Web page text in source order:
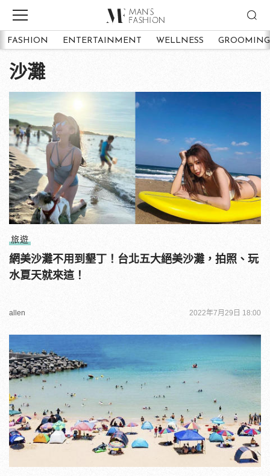
FASHION ENTERTAINMENT WELLNESS GROOMING
沙灘
旅遊
網美沙灘不用到墾丁！台北五大絕美沙灘，拍照、玩
水夏天就來這！
allen 2022年7月29日 18:00